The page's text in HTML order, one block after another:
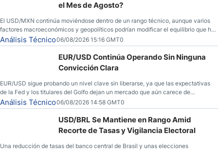
el Mes de Agosto?
El USD/MXN continúa moviéndose dentro de un rango técnico, aunque varios
factores macroeconómicos y geopolíticos podrían modificar el equilibrio que ha
dominado al mercado en las últimas semanas.
Análisis Técnico06/08/2026 15:16 GMT0
EUR/USD Continúa Operando Sin Ninguna
Convicción Clara
EUR/USD sigue probando un nivel clave sin liberarse, ya que las expectativas
de la Fed y los titulares del Golfo dejan un mercado que aún carece de
convicción real.
Análisis Técnico06/08/2026 14:58 GMT0
USD/BRL Se Mantiene en Rango Amid
Recorte de Tasas y Vigilancia Electoral
Una reducción de tasas del banco central de Brasil y unas elecciones